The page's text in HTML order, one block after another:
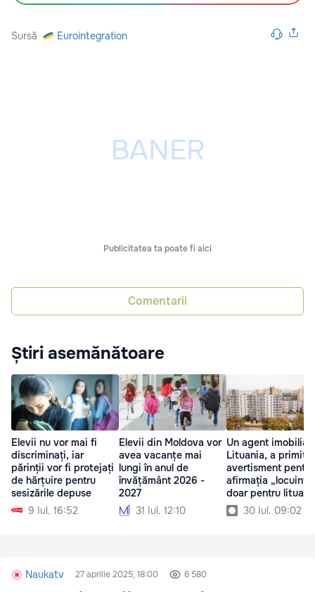
Sursă Eurointegration
Publicitatea ta poate fi aici
Comentarii
Știri asemănătoare
Elevii nu vor mai fi
discriminați, iar
părinții vor fi protejați
de hărțuire pentru
sesizările depuse
9 Iul. 16:52
Elevii din Moldova vor
avea vacanțe mai
lungi în anul de
învățământ 2026 -
2027
31 Iul. 12:10
Un agent imobiliar
Lituania, a primit
avertisment pentru
afirmația „locuințe
doar pentru
30 Iul. 09:02
Naukatv 27 aprilie 2025, 18:00 6 580